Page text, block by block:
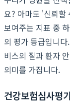
요? 아마도 '신뢰할
보여주는 지표 중
의 평가 등급입니다.
비스의 질과 환자
의미를 가집니다.
건강보험심사평